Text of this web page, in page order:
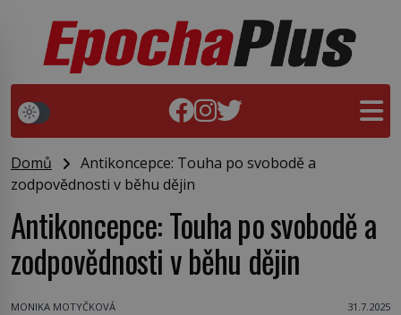
Domů
Antikoncepce: Touha po svobodě a
zodpovědnosti v běhu dějin
Antikoncepce: Touha po svobodě a
zodpovědnosti v běhu dějin
MONIKA MOTYČKOVÁ 31.7.2025